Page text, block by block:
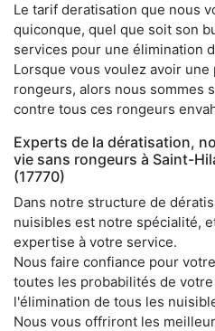
Le tarif deratisation que nous
quiconque, quel que soit son
services pour une élimination
Lorsque vous voulez avoir
rongeurs, alors nous sommes
contre tous ces rongeurs
Experts de la dératisation,
vie sans rongeurs à Saint-
(17770)
Dans notre structure de
nuisibles est notre spécialité,
expertise à votre service.
Nous faire confiance pour
toutes les probabilités de
l'élimination de tous les
Nous vous offriront les